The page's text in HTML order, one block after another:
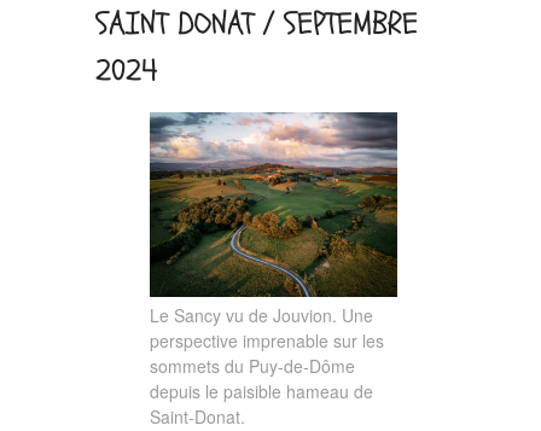
SAINT DONAT / SEPTEMBRE
2024
Le Sancy vu de Jouvion. Une
perspective imprenable sur les
sommets du Puy-de-Dôme
depuis le paisible hameau de
Saint-Donat.